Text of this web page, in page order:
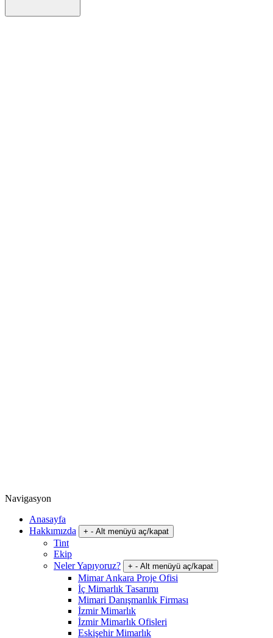
Navigasyon
Anasayfa
Hakkımızda
+ - Alt menüyü aç/kapat
Tint
Ekip
Neler Yapıyoruz?
+ - Alt menüyü aç/kapat
Mimar Ankara Proje Ofisi
İç Mimarlık Tasarımı
Mimari Danışmanlık Firması
İzmir Mimarlık
İzmir Mimarlık Ofisleri
Eskişehir Mimarlık